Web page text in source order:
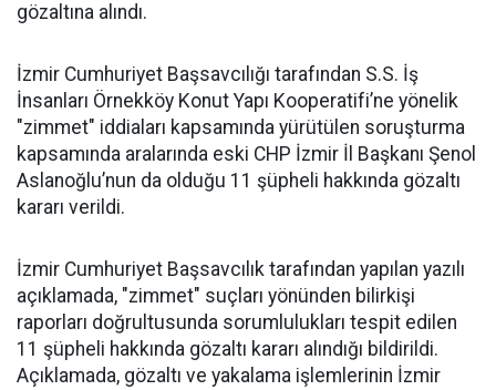
gözaltına alındı.
İzmir Cumhuriyet Başsavcılığı tarafından S.S. İş
İnsanları Örnekköy Konut Yapı Kooperatifi’ne yönelik
"zimmet" iddiaları kapsamında yürütülen soruşturma
kapsamında aralarında eski CHP İzmir İl Başkanı Şenol
Aslanoğlu’nun da olduğu 11 şüpheli hakkında gözaltı
kararı verildi.
İzmir Cumhuriyet Başsavcılık tarafından yapılan yazılı
açıklamada, "zimmet" suçları yönünden bilirkişi
raporları doğrultusunda sorumlulukları tespit edilen
11 şüpheli hakkında gözaltı kararı alındığı bildirildi.
Açıklamada, gözaltı ve yakalama işlemlerinin İzmir